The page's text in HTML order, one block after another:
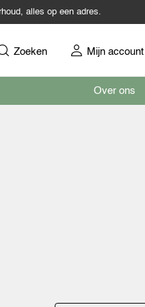
alles op een adres.
Zoeken Mijn account
Over ons